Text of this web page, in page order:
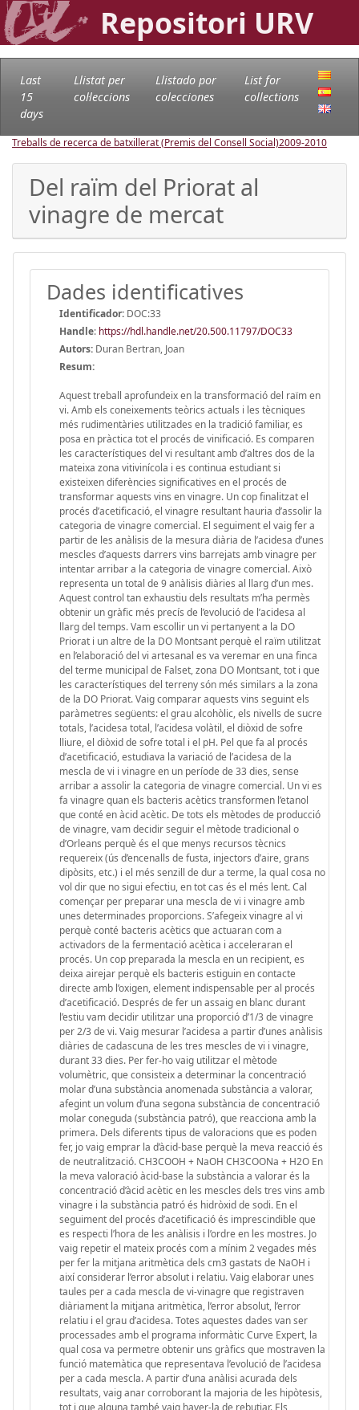
Repositori URV
Last
15
days
Llistat per
col·leccions
Llistado por
colecciones
List for
collections
Treballs de recerca de batxillerat (Premis del Consell Social)2009-2010
Del raïm del Priorat al
vinagre de mercat
Dades identificatives
Identificador: DOC:33
Handle: https://hdl.handle.net/20.500.11797/DOC33
Autors: Duran Bertran, Joan
Resum:
Aquest treball aprofundeix en la transformació del raïm en
vi. Amb els coneixements teòrics actuals i les tècniques
més rudimentàries utilitzades en la tradició familiar, es
posa en pràctica tot el procés de vinificació. Es comparen
les característiques del vi resultant amb d’altres dos de la
mateixa zona vitivinícola i es continua estudiant si
existeixen diferències significatives en el procés de
transformar aquests vins en vinagre. Un cop finalitzat el
procés d’acetificació, el vinagre resultant hauria d’assolir la
categoria de vinagre comercial. El seguiment el vaig fer a
partir de les anàlisis de la mesura diària de l’acidesa d’unes
mescles d’aquests darrers vins barrejats amb vinagre per
intentar arribar a la categoria de vinagre comercial. Això
representa un total de 9 anàlisis diàries al llarg d’un mes.
Aquest control tan exhaustiu dels resultats m’ha permès
obtenir un gràfic més precís de l’evolució de l’acidesa al
llarg del temps. Vam escollir un vi pertanyent a la DO
Priorat i un altre de la DO Montsant perquè el raïm utilitzat
en l’elaboració del vi artesanal es va veremar en una finca
del terme municipal de Falset, zona DO Montsant, tot i que
les característiques del terreny són més similars a la zona
de la DO Priorat. Vaig comparar aquests vins seguint els
paràmetres següents: el grau alcohòlic, els nivells de sucre
totals, l’acidesa total, l’acidesa volàtil, el diòxid de sofre
lliure, el diòxid de sofre total i el pH. Pel que fa al procés
d’acetificació, estudiava la variació de l’acidesa de la
mescla de vi i vinagre en un període de 33 dies, sense
arribar a assolir la categoria de vinagre comercial. Un vi es
fa vinagre quan els bacteris acètics transformen l’etanol
que conté en àcid acètic. De tots els mètodes de producció
de vinagre, vam decidir seguir el mètode tradicional o
d’Orleans perquè és el que menys recursos tècnics
requereix (ús d’encenalls de fusta, injectors d’aire, grans
dipòsits, etc.) i el més senzill de dur a terme, la qual cosa no
vol dir que no sigui efectiu, en tot cas és el més lent. Cal
començar per preparar una mescla de vi i vinagre amb
unes determinades proporcions. S’afegeix vinagre al vi
perquè conté bacteris acètics que actuaran com a
activadors de la fermentació acètica i acceleraran el
procés. Un cop preparada la mescla en un recipient, es
deixa airejar perquè els bacteris estiguin en contacte
directe amb l’oxigen, element indispensable per al procés
d’acetificació. Després de fer un assaig en blanc durant
l’estiu vam decidir utilitzar una proporció d’1/3 de vinagre
per 2/3 de vi. Vaig mesurar l’acidesa a partir d’unes anàlisis
diàries de cadascuna de les tres mescles de vi i vinagre,
durant 33 dies. Per fer-ho vaig utilitzar el mètode
volumètric, que consisteix a determinar la concentració
molar d’una substància anomenada substància a valorar,
afegint un volum d’una segona substància de concentració
molar coneguda (substància patró), que reacciona amb la
primera. Dels diferents tipus de valoracions que es poden
fer, jo vaig emprar la d’àcid-base perquè la meva reacció és
de neutralització. CH3COOH + NaOH CH3COONa + H2O En
la meva valoració àcid-base la substància a valorar és la
concentració d’àcid acètic en les mescles dels tres vins amb
vinagre i la substància patró és hidròxid de sodi. En el
seguiment del procés d’acetificació és imprescindible que
es respecti l’hora de les anàlisis i l’ordre en les mostres. Jo
vaig repetir el mateix procés com a mínim 2 vegades més
per fer la mitjana aritmètica dels cm3 gastats de NaOH i
així considerar l’error absolut i relatiu. Vaig elaborar unes
taules per a cada mescla de vi-vinagre que registraven
diàriament la mitjana aritmètica, l’error absolut, l’error
relatiu i el grau d’acidesa. Totes aquestes dades van ser
processades amb el programa informàtic Curve Expert, la
qual cosa va permetre obtenir uns gràfics que mostraven la
funció matemàtica que representava l’evolució de l’acidesa
per a cada mescla. A partir d’una anàlisi acurada dels
resultats, vaig anar corroborant la majoria de les hipòtesis,
tot i que alguna també vaig haver-la de rebutjar. Els